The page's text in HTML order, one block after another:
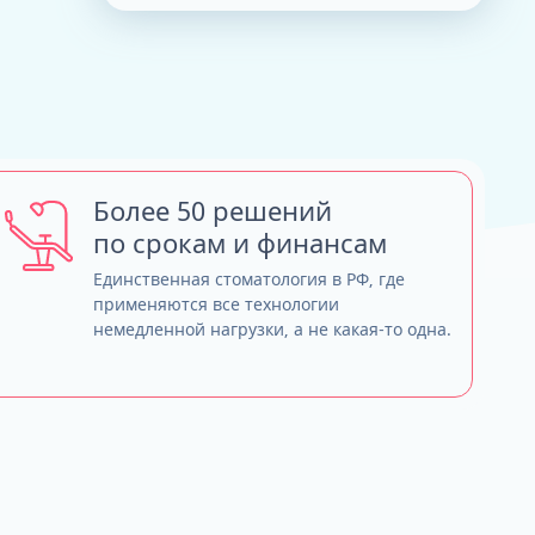
которыми мы работаем
Nobel Biocare (США)
Neodent (Бразилия/Швейцария)
Dentium (Юж. Корея)
Тюнинг зубных протезов - продляем
ТРГ и ортодонтический прогноз
Более 50 решений
по срокам и финансам
Единственная стоматология в РФ, где
применяются все технологии
немедленной нагрузки, а не какая-то одна.